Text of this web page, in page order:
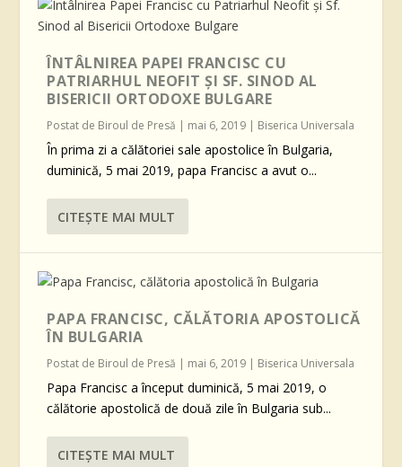
ÎNTÂLNIREA PAPEI FRANCISC CU
PATRIARHUL NEOFIT ȘI SF. SINOD AL
BISERICII ORTODOXE BULGARE
Postat de Biroul de Presă | mai 6, 2019 | Biserica Universala
În prima zi a călătoriei sale apostolice în Bulgaria,
duminică, 5 mai 2019, papa Francisc a avut o...
CITEŞTE MAI MULT
PAPA FRANCISC, CĂLĂTORIA APOSTOLICĂ
ÎN BULGARIA
Postat de Biroul de Presă | mai 6, 2019 | Biserica Universala
Papa Francisc a început duminică, 5 mai 2019, o
călătorie apostolică de două zile în Bulgaria sub...
CITEŞTE MAI MULT